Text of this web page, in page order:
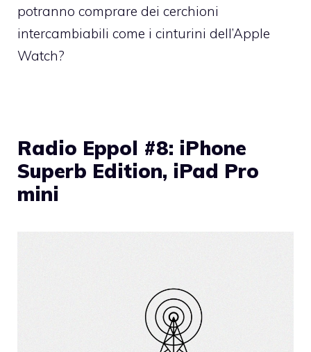
potranno comprare dei cerchioni
intercambiabili come i cinturini dell’Apple
Watch?
Radio Eppol #8: iPhone
Superb Edition, iPad Pro
mini